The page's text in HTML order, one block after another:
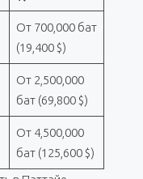
От 700,000 бат
(19,400 $)
От 2,500,000
бат (69,800 $)
От 4,500,000
бат (125,600 $)